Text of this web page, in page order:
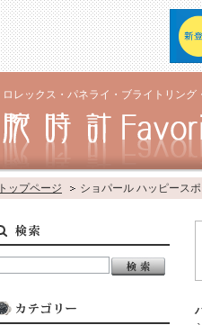
ロレックス・パネライ・ブライトリン
トップページ ショパール ハッピース